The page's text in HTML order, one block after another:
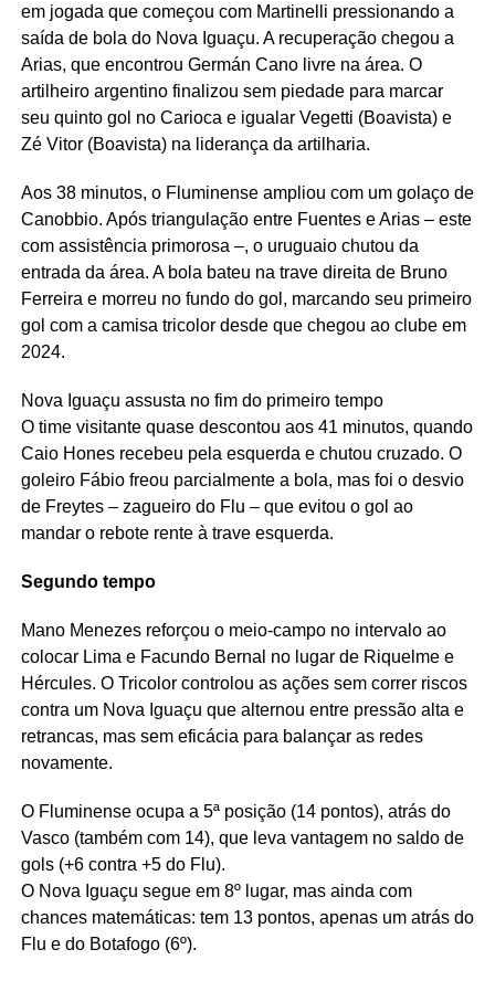
em jogada que começou com Martinelli pressionando a
saída de bola do Nova Iguaçu. A recuperação chegou a
Arias, que encontrou Germán Cano livre na área. O
artilheiro argentino finalizou sem piedade para marcar
seu quinto gol no Carioca e igualar Vegetti (Boavista) e
Zé Vitor (Boavista) na liderança da artilharia.
Aos 38 minutos, o Fluminense ampliou com um golaço de
Canobbio. Após triangulação entre Fuentes e Arias – este
com assistência primorosa –, o uruguaio chutou da
entrada da área. A bola bateu na trave direita de Bruno
Ferreira e morreu no fundo do gol, marcando seu primeiro
gol com a camisa tricolor desde que chegou ao clube em
2024.
Nova Iguaçu assusta no fim do primeiro tempo
O time visitante quase descontou aos 41 minutos, quando
Caio Hones recebeu pela esquerda e chutou cruzado. O
goleiro Fábio freou parcialmente a bola, mas foi o desvio
de Freytes – zagueiro do Flu – que evitou o gol ao
mandar o rebote rente à trave esquerda.
Segundo tempo
Mano Menezes reforçou o meio-campo no intervalo ao
colocar Lima e Facundo Bernal no lugar de Riquelme e
Hércules. O Tricolor controlou as ações sem correr riscos
contra um Nova Iguaçu que alternou entre pressão alta e
retrancas, mas sem eficácia para balançar as redes
novamente.
O Fluminense ocupa a 5ª posição (14 pontos), atrás do
Vasco (também com 14), que leva vantagem no saldo de
gols (+6 contra +5 do Flu).
O Nova Iguaçu segue em 8º lugar, mas ainda com
chances matemáticas: tem 13 pontos, apenas um atrás do
Flu e do Botafogo (6º).